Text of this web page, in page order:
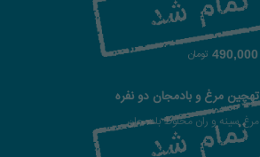
490,000 تومان
تهچین مرغ و بادمجان دو نفره
مرغ سینه و ران مخلوط بادمجان